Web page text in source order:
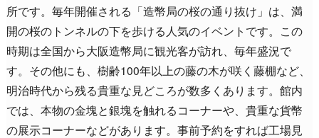
所です。毎年開催される「造幣局の桜の通り抜け」は、満
開の桜のトンネルの下を歩ける人気のイベントです。この
時期は全国から大阪造幣局に観光客が訪れ、毎年盛況で
す。その他にも、樹齢100年以上の藤の木が咲く藤棚など、
明治時代から残る貴重な見どころが数多くあります。館内
では、本物の金塊と銀塊を触れるコーナーや、貴重な貨幣
の展示コーナーなどがあります。事前予約をすれば工場見